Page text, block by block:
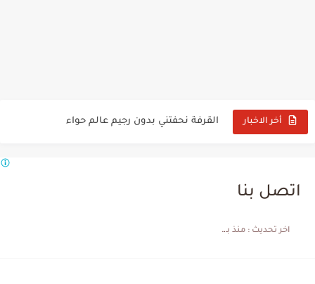
أخر الاخبار القرفة نحفتني بدون رجيم عالم حواء
اتصل بنا
اخر تحديث :منذ بضع اعوام